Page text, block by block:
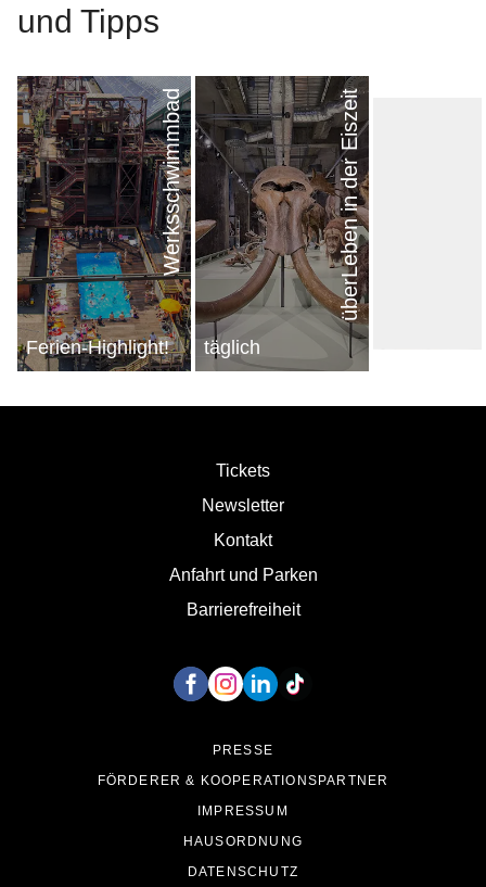
und Tipps
Werksschwimmbad
Ferien-Highlight!
überLeben in der Eiszeit
täglich
Tickets
Newsletter
Kontakt
Anfahrt und Parken
Barrierefreiheit
Unsere Social Media Kanäle
PRESSE
FÖRDERER & KOOPERATIONSPARTNER
IMPRESSUM
HAUSORDNUNG
DATENSCHUTZ